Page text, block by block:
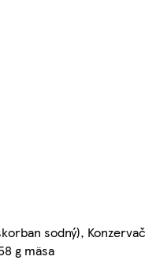
sodný),
g mäsa